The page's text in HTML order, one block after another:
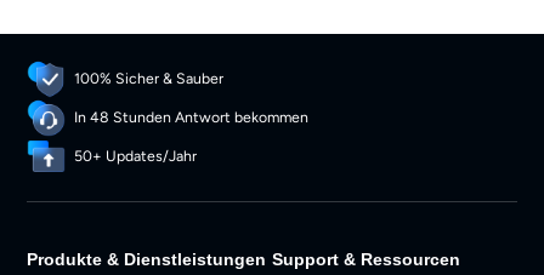
100% Sicher & Sauber
In 48 Stunden Antwort bekommen
50+ Updates/Jahr
Produkte & Dienstleistungen Support & Ressourcen